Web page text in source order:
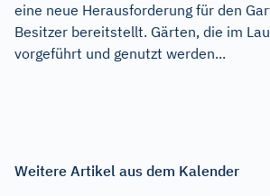
eine neue Herausforderung für den
Besitzer bereitstellt. Gärten, die im
vorgeführt und genutzt werden...
Weitere Artikel aus dem Kalender